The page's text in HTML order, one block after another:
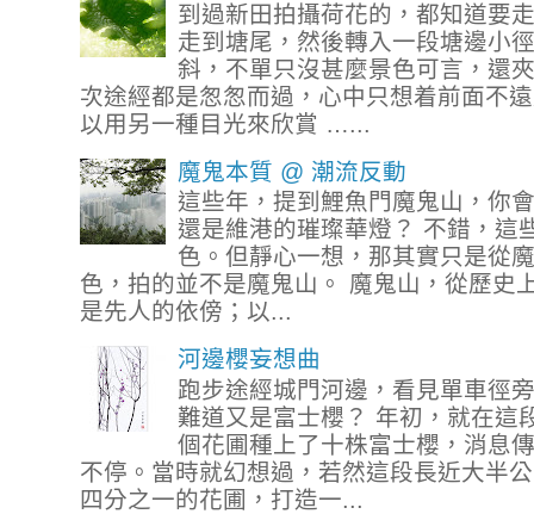
到過新田拍攝荷花的，都知道要
走到塘尾，然後轉入一段塘邊小
斜，不單只沒甚麼景色可言，還
次途經都是怱怱而過，心中只想着前面不
以用另一種目光來欣賞 …...
魔鬼本質 @ 潮流反動
這些年，提到鯉魚門魔鬼山，你
還是維港的璀璨華燈？ 不錯，這
色。但靜心一想，那其實只是從
色，拍的並不是魔鬼山。 魔鬼山，從歷史
是先人的依傍；以...
河邊櫻妄想曲
跑步途經城門河邊，看見單車徑
難道又是富士櫻？ 年初，就在這
個花圃種上了十株富士櫻，消息
不停。當時就幻想過，若然這段長近大半
四分之一的花圃，打造一...